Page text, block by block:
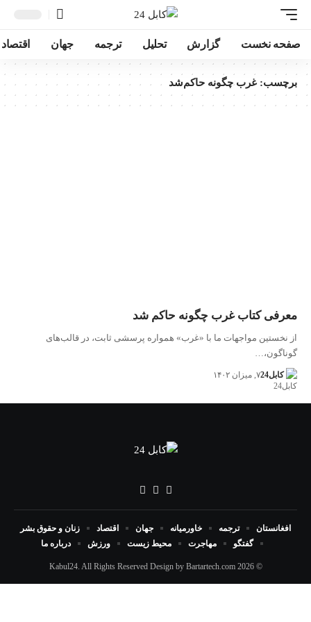
صفحه نخست گزارش تحلیل ترجمه جهان اقتصاد
برچسب: غرب چگونه حاکم‌شد
معرفی کتاب غرب چگونه حاکم شد
از نخستین مواجهات ما با «غرب» همواره پرسشی ثابت، در قالب‌های
گوناگون،…
کابل24 ۷, میزان ۱۴۰۲
© 2026 Kabul24. All Rights Reserved Design by
Bartartech.com
افغانستان ترجمه خاورمیانه جهان اقتصاد
زنان و حقوق بشر
گفتگو
مهاجرت محیط زیست ورزش درباره ما